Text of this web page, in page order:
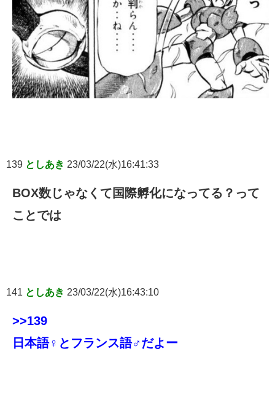
139 としあき 23/03/22(水)16:41:33
BOX数じゃなくて国際孵化になってる？って
ことでは
141 としあき 23/03/22(水)16:43:10
>>139
日本語♀とフランス語♂だよー